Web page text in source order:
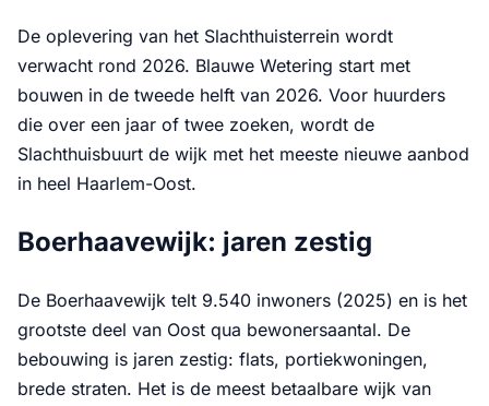
De oplevering van het Slachthuisterrein wordt
verwacht rond 2026. Blauwe Wetering start met
bouwen in de tweede helft van 2026. Voor huurders
die over een jaar of twee zoeken, wordt de
Slachthuisbuurt de wijk met het meeste nieuwe aanbod
in heel Haarlem-Oost.
Boerhaavewijk: jaren zestig
De Boerhaavewijk telt 9.540 inwoners (2025) en is het
grootste deel van Oost qua bewonersaantal. De
bebouwing is jaren zestig: flats, portiekwoningen,
brede straten. Het is de meest betaalbare wijk van